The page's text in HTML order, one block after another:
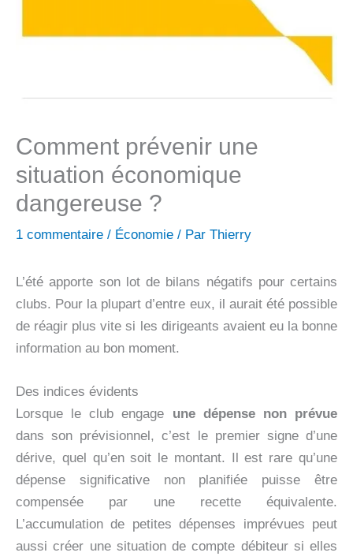
Comment prévenir une
situation économique
dangereuse ?
1 commentaire / Économie / Par Thierry
L’été apporte son lot de bilans négatifs pour certains
clubs. Pour la plupart d’entre eux, il aurait été possible
de réagir plus vite si les dirigeants avaient eu la bonne
information au bon moment.
Des indices évidents
Lorsque le club engage une dépense non prévue
dans son prévisionnel, c’est le premier signe d’une
dérive, quel qu’en soit le montant. Il est rare qu’une
dépense significative non planifiée puisse être
compensée par une recette équivalente.
L’accumulation de petites dépenses imprévues peut
aussi créer une situation de compte débiteur si elles